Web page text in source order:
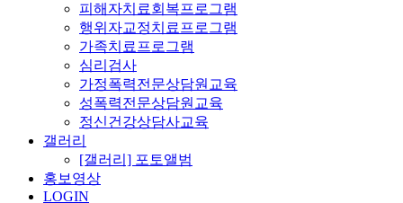
피해자치료회복프로그램
행위자교정치료프로그램
가족치료프로그램
심리검사
가정폭력전문상담원교육
성폭력전문상담원교육
정신건강상담사교육
갤러리
[갤러리] 포토앨범
홍보영상
LOGIN